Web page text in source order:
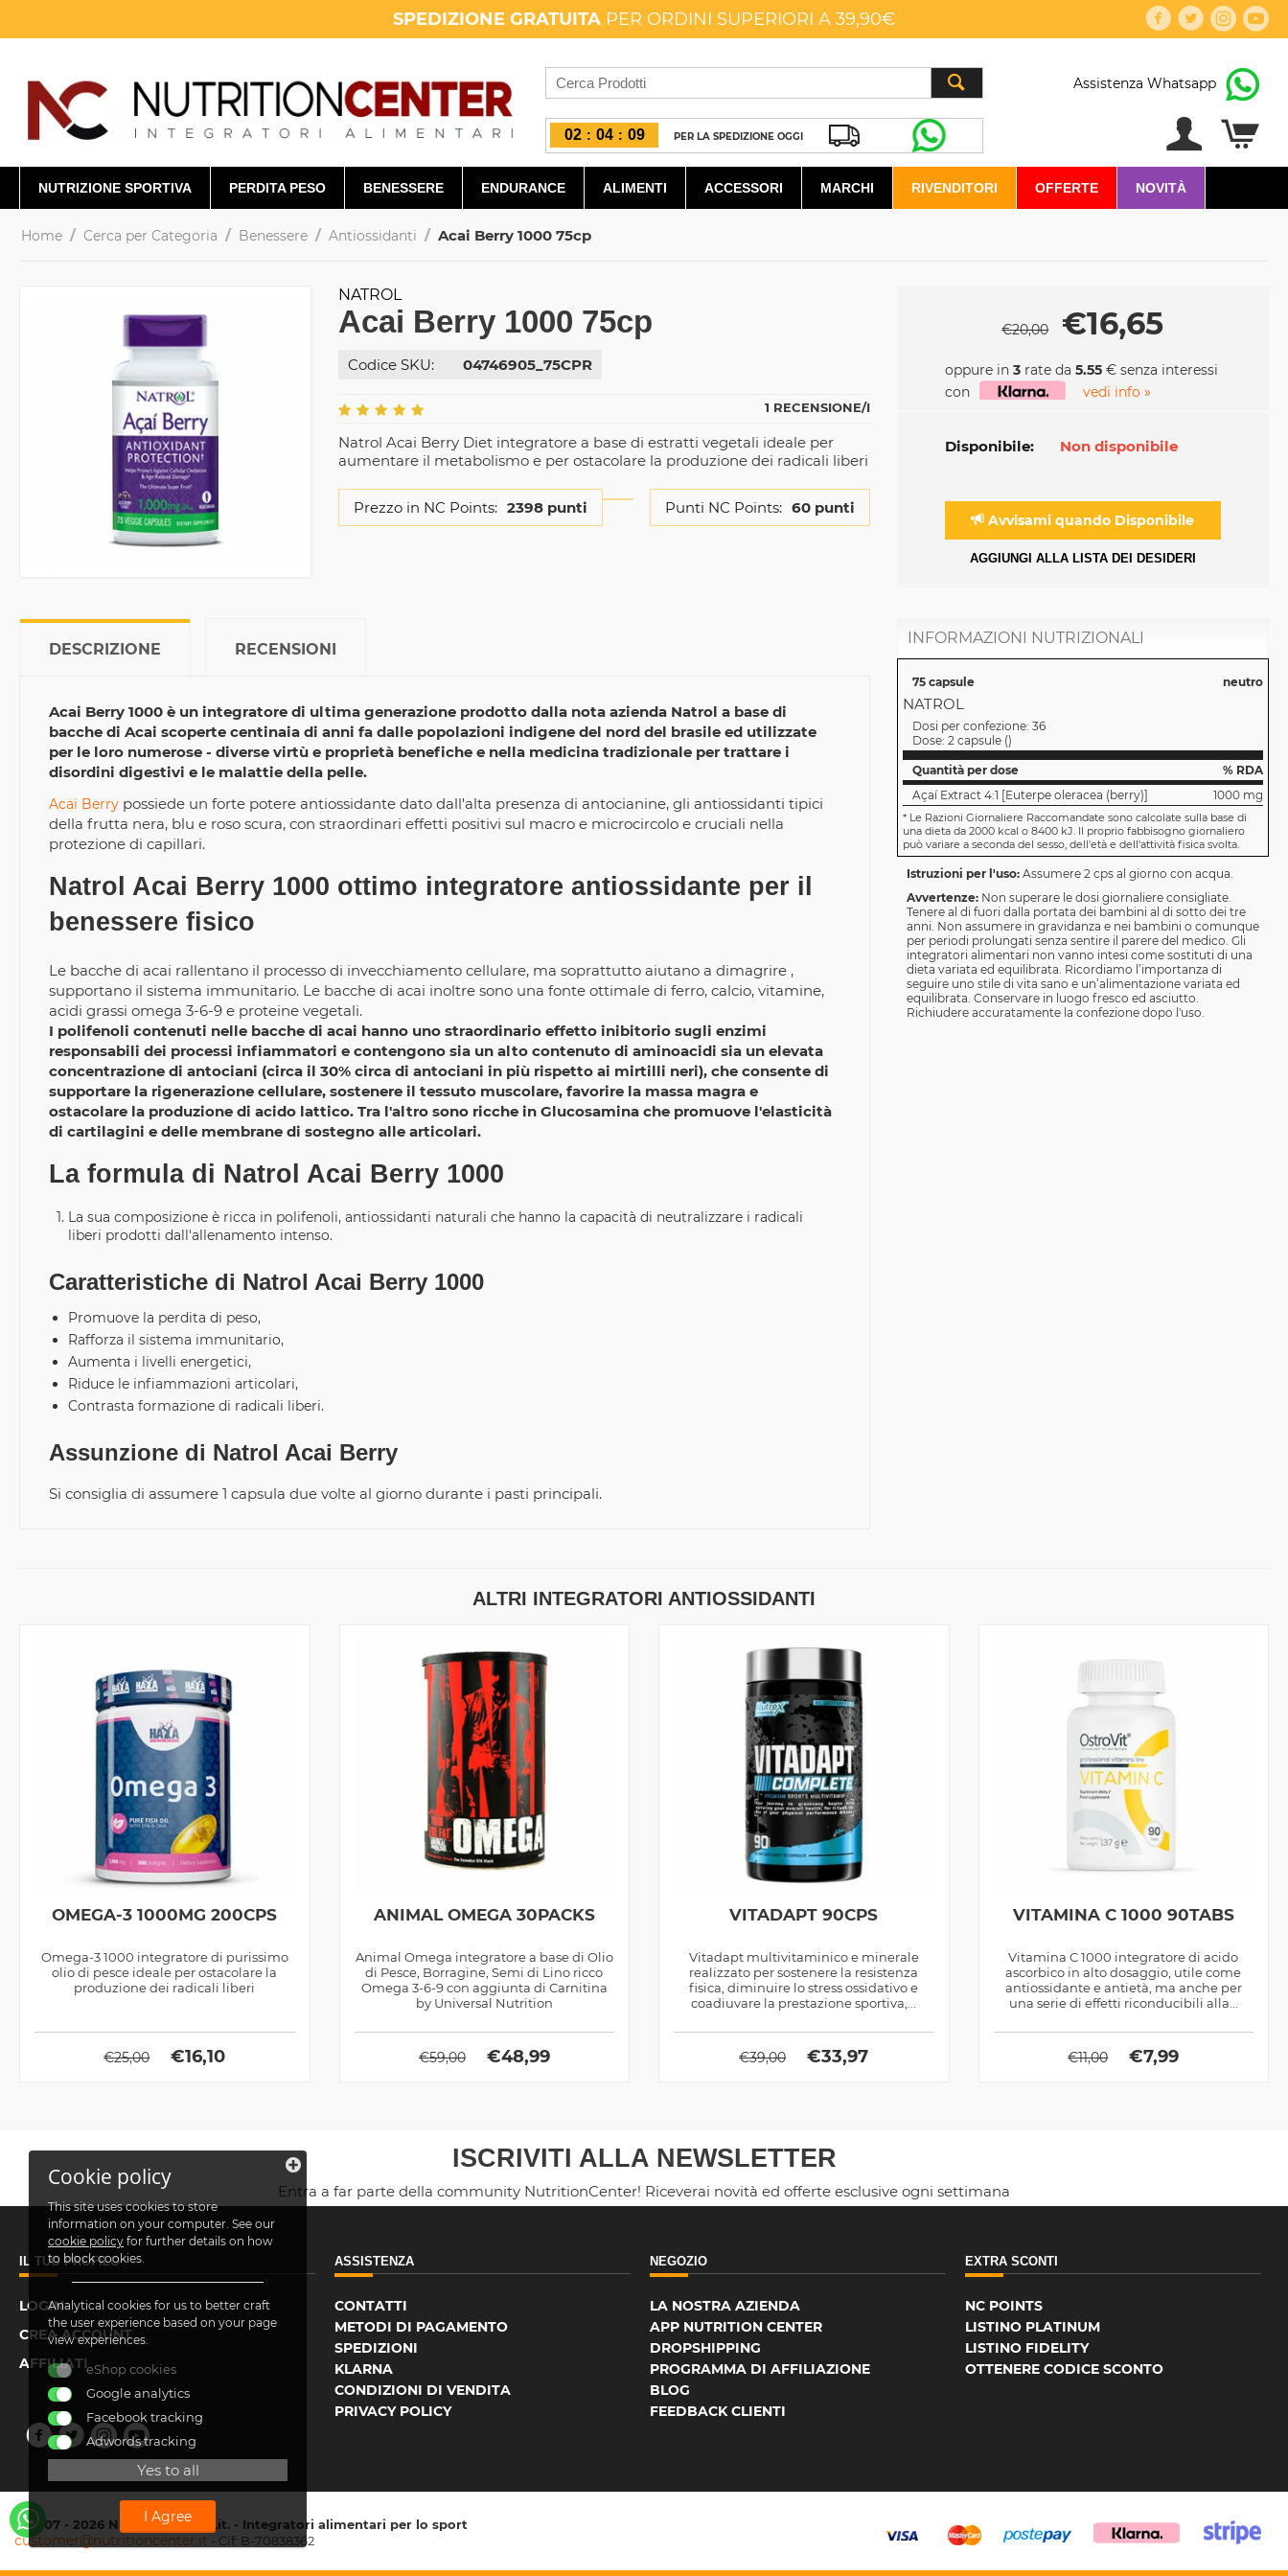
SPEDIZIONE GRATUITA PER ORDINI SUPERIORI A 39,90€
02 : 04 : 08 PER LA SPEDIZIONE OGGI
Assistenza Whatsapp
NUTRIZIONE SPORTIVA PERDITA PESO BENESSERE ENDURANCE ALIMENTI ACCESSORI MARCHI RIVENDITORI OFFERTE NOVITÀ
Home / Cerca per Categoria / Benessere / Antiossidanti / Acai Berry 1000 75cp
NATROL
Acai Berry 1000 75cp
Codice SKU: 04746905_75CPR
1 RECENSIONE/I
Natrol Acai Berry Diet integratore a base di estratti vegetali ideale per
aumentare il metabolismo e per ostacolare la produzione dei radicali liberi
Prezzo in NC Points: 2398 punti Punti NC Points: 60 punti
€20,00 €16,65
oppure in 3rate da 5.55€ senza interessi
con
vedi info »
Disponibile: Non disponibile
Avvisami quando Disponibile
AGGIUNGI ALLA LISTA DEI DESIDERI
DESCRIZIONE RECENSIONI
Acai Berry 1000 è un integratore di ultima generazione prodotto dalla nota azienda Natrol a base di
bacche di Acai scoperte centinaia di anni fa dalle popolazioni indigene del nord del brasile ed utilizzate
per le loro numerose - diverse virtù e proprietà benefiche e nella medicina tradizionale per trattare i
disordini digestivi e le malattie della pelle.
Acai Berry possiede un forte potere antiossidante dato dall'alta presenza di antocianine, gli antiossidanti tipici
della frutta nera, blu e roso scura, con straordinari effetti positivi sul macro e microcircolo e cruciali nella
protezione di capillari.
Natrol Acai Berry 1000 ottimo integratore antiossidante per il
benessere fisico
Le bacche di acai rallentano il processo di invecchiamento cellulare, ma soprattutto aiutano a dimagrire ,
supportano il sistema immunitario. Le bacche di acai inoltre sono una fonte ottimale di ferro, calcio, vitamine,
acidi grassi omega 3-6-9 e proteine vegetali.
I polifenoli contenuti nelle bacche di acai hanno uno straordinario effetto inibitorio sugli enzimi
responsabili dei processi infiammatori e contengono sia un alto contenuto di aminoacidi sia un elevata
concentrazione di antociani (circa il 30% circa di antociani in più rispetto ai mirtilli neri), che consente di
supportare la rigenerazione cellulare, sostenere il tessuto muscolare, favorire la massa magra e
ostacolare la produzione di acido lattico. Tra l'altro sono ricche in Glucosamina che promuove l'elasticità
di cartilagini e delle membrane di sostegno alle articolari.
La formula di Natrol Acai Berry 1000
La sua composizione è ricca in polifenoli, antiossidanti naturali che hanno la capacità di neutralizzare i radicali
liberi prodotti dall'allenamento intenso.
Caratteristiche di Natrol Acai Berry 1000
Promuove la perdita di peso,
Rafforza il sistema immunitario,
Aumenta i livelli energetici,
Riduce le infiammazioni articolari,
Contrasta formazione di radicali liberi.
Assunzione di Natrol Acai Berry
Si consiglia di assumere 1 capsula due volte al giorno durante i pasti principali.
INFORMAZIONI NUTRIZIONALI
75 capsule neutro
NATROL
Dosi per confezione: 36
Dose: 2 capsule()
Quantità per dose
% RDA
Açaí Extract 4:1 [Euterpe oleracea (berry)]
1000 mg
*Le Razioni Giornaliere Raccomandate sono calcolate sulla base di
una dieta da 2000 kcal o 8400 kJ. Il proprio fabbisogno giornaliero
può variare a seconda del sesso, dell'età e dell'attività fisica svolta.
Istruzioni per l'uso: Assumere 2 cps al giorno con acqua.
Avvertenze: Non superare le dosi giornaliere consigliate.
Tenere al di fuori dalla portata dei bambini al di sotto dei tre
anni. Non assumere in gravidanza e nei bambini o comunque
per periodi prolungati senza sentire il parere del medico. Gli
integratori alimentari non vanno intesi come sostituti di una
dieta variata ed equilibrata. Ricordiamo l’importanza di
seguire uno stile di vita sano e un’alimentazione variata ed
equilibrata. Conservare in luogo fresco ed asciutto.
Richiudere accuratamente la confezione dopo l'uso.
ALTRI INTEGRATORI ANTIOSSIDANTI
OMEGA-3 1000MG 200CPS
Omega-3 1000 integratore di purissimo
olio di pesce ideale per ostacolare la
produzione dei radicali liberi
€25,00 €16,10
ANIMAL OMEGA 30PACKS
Animal Omega integratore a base di Olio
di Pesce, Borragine, Semi di Lino ricco
Omega 3-6-9 con aggiunta di Carnitina
by Universal Nutrition
€59,00 €48,99
VITADAPT 90CPS
Vitadapt multivitaminico e minerale
realizzato per sostenere la resistenza
fisica, diminuire lo stress ossidativo e
coadiuvare la prestazione sportiva,...
€39,00 €33,97
VITAMINA C 1000 90TABS
Vitamina C 1000 integratore di acido
ascorbico in alto dosaggio, utile come
antiossidante e antietà, ma anche per
una serie di effetti riconducibili alla...
€11,00 €7,99
ISCRIVITI ALLA NEWSLETTER
Entra a far parte della community NutritionCenter! Riceverai novità ed offerte esclusive ogni settimana
IL TUO PROFILO
LOGIN
CREA ACCOUNT
AFFILIATI
ASSISTENZA
CONTATTI
METODI DI PAGAMENTO
SPEDIZIONI
KLARNA
CONDIZIONI DI VENDITA
PRIVACY POLICY
NEGOZIO
LA NOSTRA AZIENDA
APP NUTRITION CENTER
DROPSHIPPING
PROGRAMMA DI AFFILIAZIONE
BLOG
FEEDBACK CLIENTI
EXTRA SCONTI
NC POINTS
LISTINO PLATINUM
LISTINO FIDELITY
OTTENERE CODICE SCONTO
© 2007 - 2026 NutritionCenter.it. - Integratori alimentari per lo sport
customer@nutritioncenter.it - Cif: B-70838362
Cookie policy
This site uses cookies to store
information on your computer. See our
cookie policy for further details on how
to block cookies.
Analytical cookies for us to better craft
the user experience based on your page
view experiences.
eShop cookies
Google analytics
Facebook tracking
Adwords tracking
Yes to all
I Agree